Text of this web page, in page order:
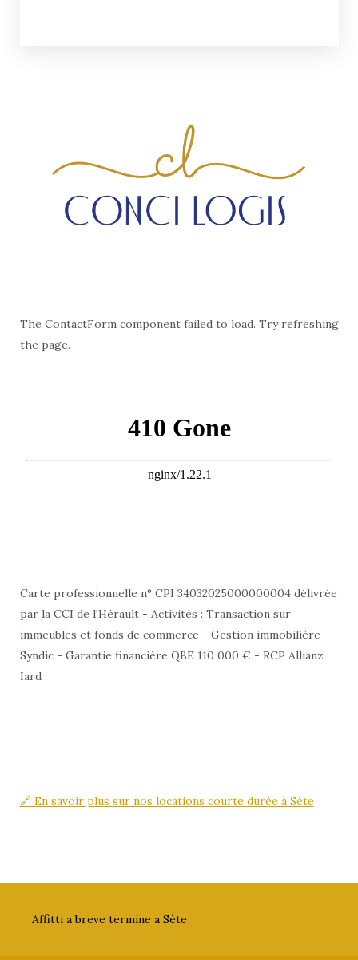
The ContactForm component failed to load. Try refreshing
the page.
Carte professionnelle n° CPI 34032025000000004 délivrée
par la CCI de l'Hérault - Activités : Transaction sur
immeubles et fonds de commerce - Gestion immobilière -
Syndic - Garantie financière QBE 110 000 € - RCP Allianz
Iard
🔗 En savoir plus sur nos locations courte durée à Sète
Affitti a breve termine a Sète